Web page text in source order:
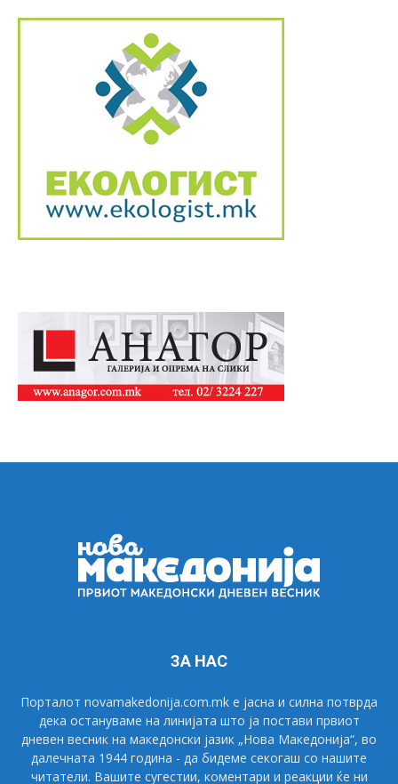
ЗА НАС
Порталот novamakedonija.com.mk е јасна и силна потврда
дека остануваме на линијата што ја постави првиот
дневен весник на македонски јазик „Нова Македонија“, во
далечната 1944 година - да бидеме секогаш со нашите
читатели. Вашите сугестии, коментари и реакции ќе ни